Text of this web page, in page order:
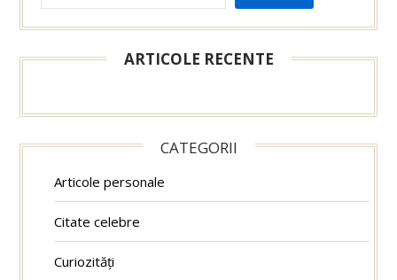
ARTICOLE RECENTE
CATEGORII
Articole personale
Citate celebre
Curiozități